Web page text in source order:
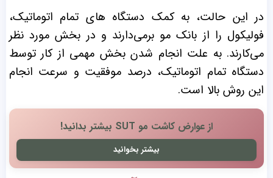
در این حالت، به کمک دستگاه‌ های تمام اتوماتیک،
فولیکول را از بانک مو بر‌می‌دارند و در بخش مورد نظر
می‌کارند. به علت انجام شدن بخش مهمی از کار توسط
دستگاه تمام ‌اتوماتیک، درصد موفقیت و سرعت انجام
این روش بالا است.
از عوارض کاشت مو SUT بیشتر بدانید!
بیشتر بخوانید